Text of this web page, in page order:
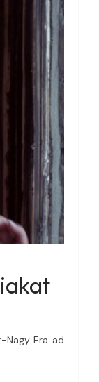
Nagy Era ad